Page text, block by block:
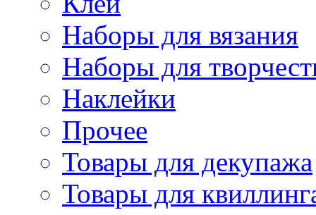
Наборы для вязания
Наборы для
Наклейки
Прочее
Товары для декупажа
Товары для